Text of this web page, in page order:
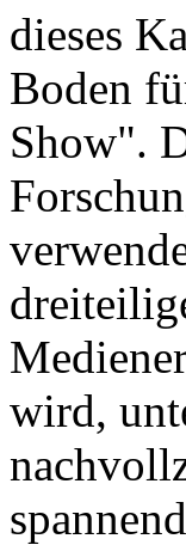
dieses
Boden
Show".
wird,